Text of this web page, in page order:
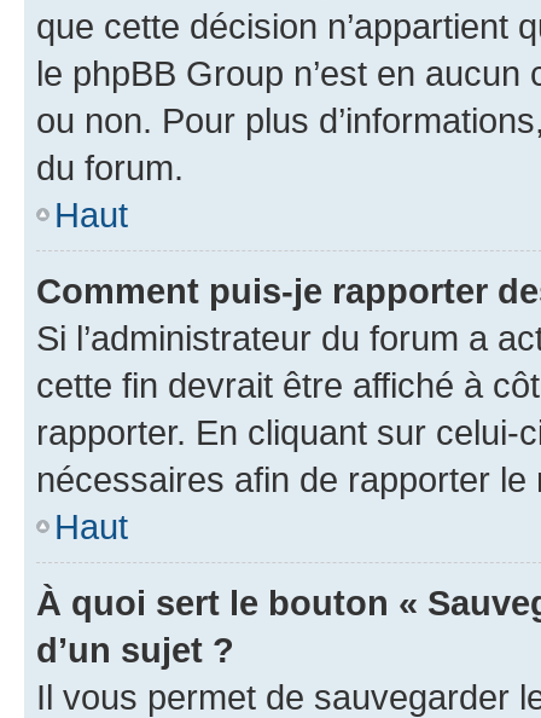
que cette décision n’appartient
le phpBB Group n’est en
ou non. Pour plus
du forum.
Haut
Comment puis-je rapporter
Si l’administrateur du forum a
cette fin devrait être affiché à
rapporter. En cliquant sur
nécessaires afin de rapporter le
Haut
À quoi sert le bouton «
d’un sujet ?
Il vous permet de sauvegarder